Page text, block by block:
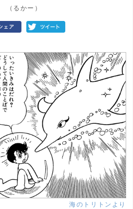
（るかー）
海のトリトンより